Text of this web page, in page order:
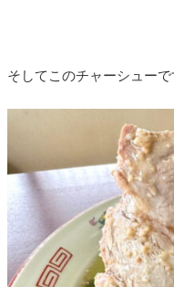
そしてこのチャーシューで